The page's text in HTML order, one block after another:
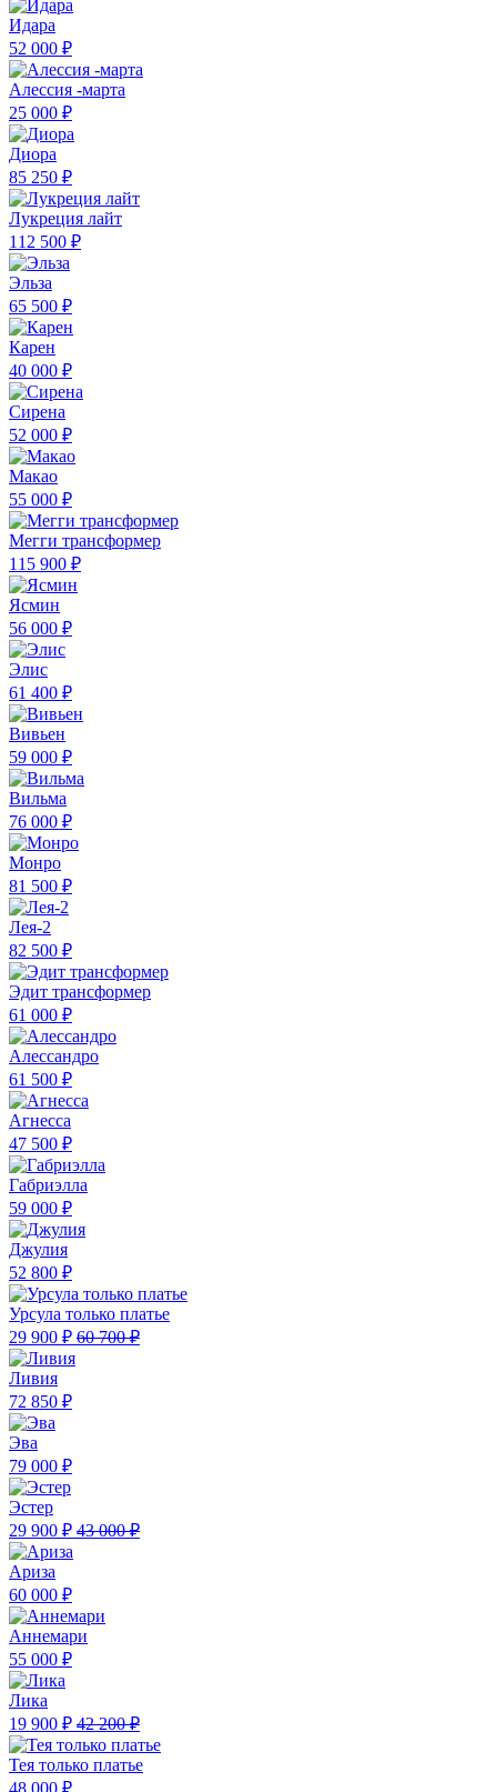
Идара
52 000 ₽
Алессия -марта
25 000 ₽
Диора
85 250 ₽
Лукреция лайт
112 500 ₽
Эльза
65 500 ₽
Карен
40 000 ₽
Сирена
52 000 ₽
Макао
55 000 ₽
Мегги трансформер
115 900 ₽
Ясмин
56 000 ₽
Элис
61 400 ₽
Вивьен
59 000 ₽
Вильма
76 000 ₽
Монро
81 500 ₽
Лея-2
82 500 ₽
Эдит трансформер
61 000 ₽
Алессандро
61 500 ₽
Агнесса
47 500 ₽
Габриэлла
59 000 ₽
Джулия
52 800 ₽
Урсула только платье
29 900 ₽ 60 700 ₽
Ливия
72 850 ₽
Эва
79 000 ₽
Эстер
29 900 ₽ 43 000 ₽
Ариза
60 000 ₽
Аннемари
55 000 ₽
Лика
19 900 ₽ 42 200 ₽
Тея только платье
48 000 ₽